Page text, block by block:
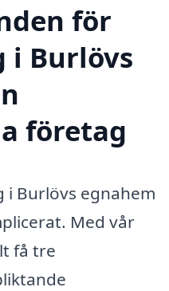
för
Burlövs
företag
Burlövs egnahem
Med vår
få tre